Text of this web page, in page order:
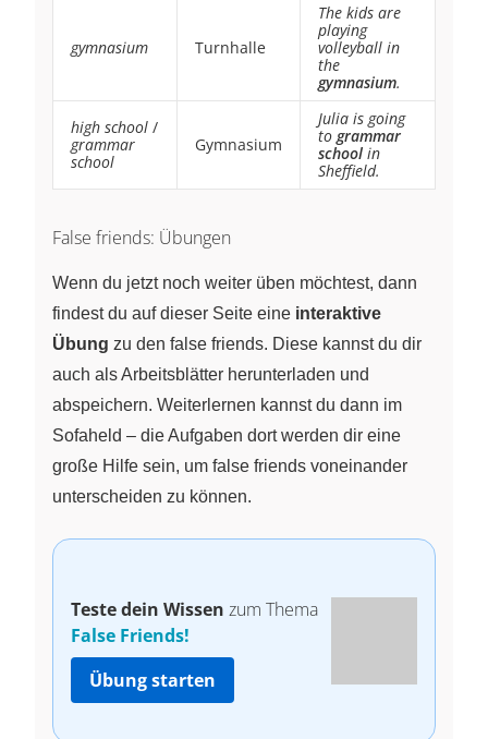
gymnasium Turnhalle
The kids are
playing
volleyball in
the
gymnasium.
high school /
grammar
school
Gymnasium
Julia is going
to grammar
school in
Sheffield.
False friends: Übungen
Wenn du jetzt noch weiter üben möchtest, dann
findest du auf dieser Seite eine interaktive
Übung zu den false friends. Diese kannst du dir
auch als Arbeitsblätter herunterladen und
abspeichern. Weiterlernen kannst du dann im
Sofaheld – die Aufgaben dort werden dir eine
große Hilfe sein, um false friends voneinander
unterscheiden zu können.
Teste dein Wissen zum Thema
False Friends!
Übung starten